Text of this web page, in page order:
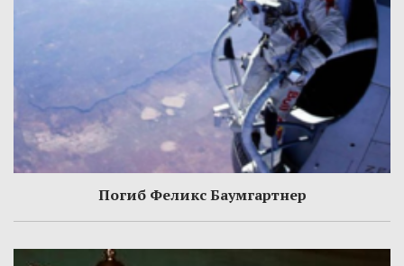
Погиб Феликс Баумгартнер